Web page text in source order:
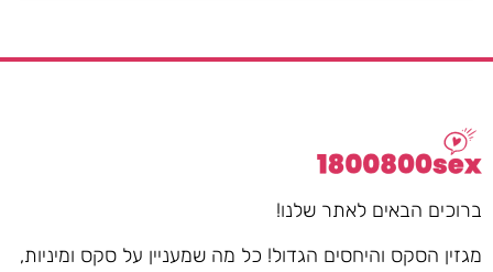
ברוכים הבאים לאתר שלנו!
מגזין הסקס והיחסים הגדול! כל מה שמעניין על סקס ומיניות,